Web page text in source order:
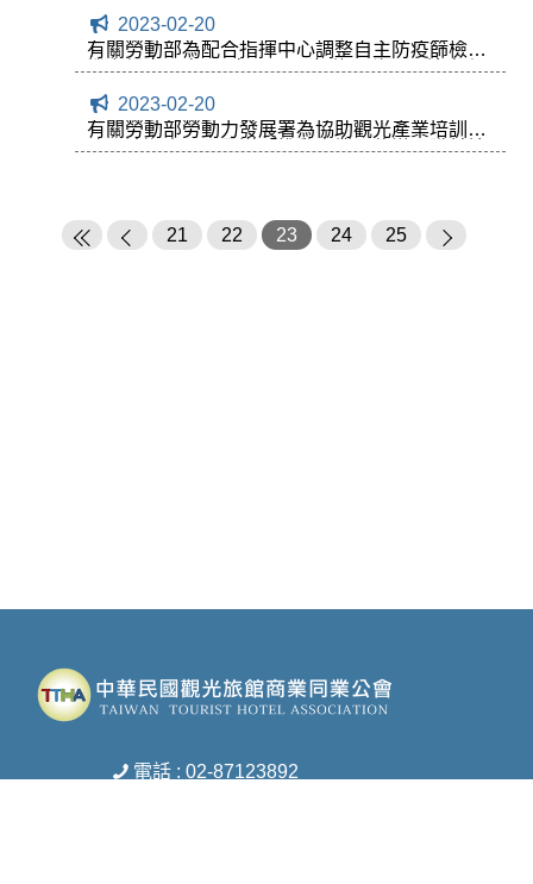
2023-02-20
有關勞動部為配合指揮中心調整自主防疫篩檢時
機之規定，自112年2月7日起修正移工入境自主
閱附件。
2023-02-20
有關勞動部勞動力發展署為協助觀光產業培訓房
務及清潔人員，函送「推動事業單位辦理職前培
21 22 23 24 25
電話 : 02-87123892